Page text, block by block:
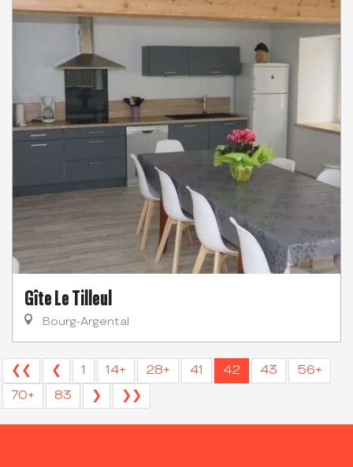
Gîte Le Tilleul
Bourg-Argental
❮❮ ❮ 1 14+ 28+ 41 42 43
56+
70+
83 ❯ ❯❯